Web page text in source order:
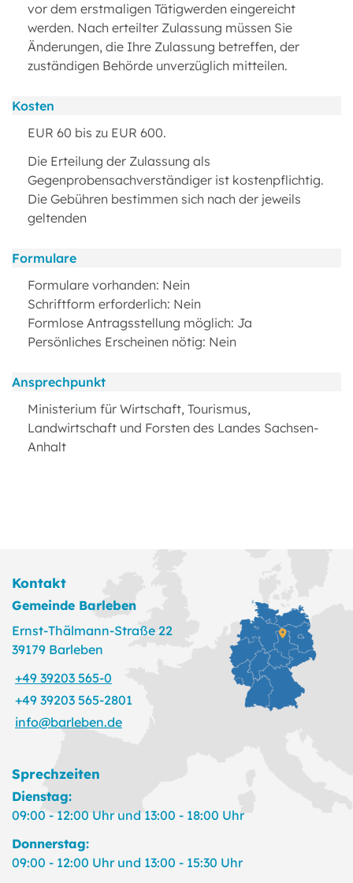
vor dem erstmaligen Tätigwerden eingereicht
werden. Nach erteilter Zulassung müssen Sie
Änderungen, die Ihre Zulassung betreffen, der
zuständigen Behörde unverzüglich mitteilen.
Kosten
EUR 60 bis zu EUR 600.
Die Erteilung der Zulassung als
Gegenprobensachverständiger ist kostenpflichtig.
Die Gebühren bestimmen sich nach der jeweils
geltenden
Formulare
Formulare vorhanden: Nein
Schriftform erforderlich: Nein
Formlose Antragsstellung möglich: Ja
Persönliches Erscheinen nötig: Nein
Ansprechpunkt
Ministerium für Wirtschaft, Tourismus,
Landwirtschaft und Forsten des Landes Sachsen-
Anhalt
Kontakt
Gemeinde Barleben
Ernst-Thälmann-Straße 22
39179 Barleben
+49 39203 565-0
+49 39203 565-2801
info@barleben.de
Sprechzeiten
Dienstag:
09:00 - 12:00 Uhr und 13:00 - 18:00 Uhr
Donnerstag:
09:00 - 12:00 Uhr und 13:00 - 15:30 Uhr